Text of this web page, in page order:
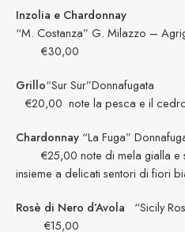
Inzolia e Chardonnay
“M. Costanza” G.
€30,00
Grillo“Sur
€20,00 note la pesca e il
Chardonnay “La
€25,00 note di mela gialla e
insieme a delicati sentori di fiori
Rosè di Nero d’Avola “Sicily
€15,00